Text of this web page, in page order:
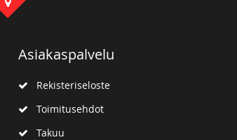
Asiakaspalvelu
Rekisteriseloste
Toimitusehdot
Takuu